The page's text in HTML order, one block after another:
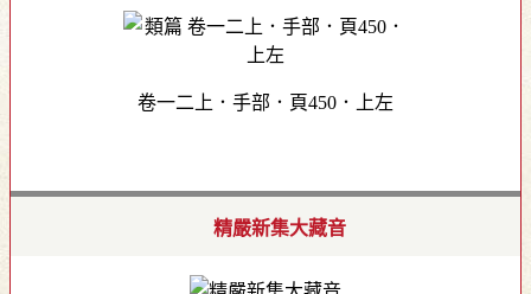
卷一二上．手部．頁450．上左
精嚴新集大藏音